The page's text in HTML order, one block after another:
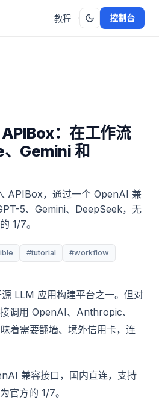
教程 控制台
：在工作流
Gemini 和
APIBox，通过一个 OpenAI 兼
5、Gemini、DeepSeek，无
1/7。
#tutorial #workflow
LLM 应用构建平台之一。但对
调用 OpenAI、Anthropic、
着需要翻墙、境外信用卡，连
兼容接口，国内直连，支持
官方的 1/7。